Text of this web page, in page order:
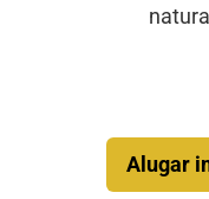
Alugar